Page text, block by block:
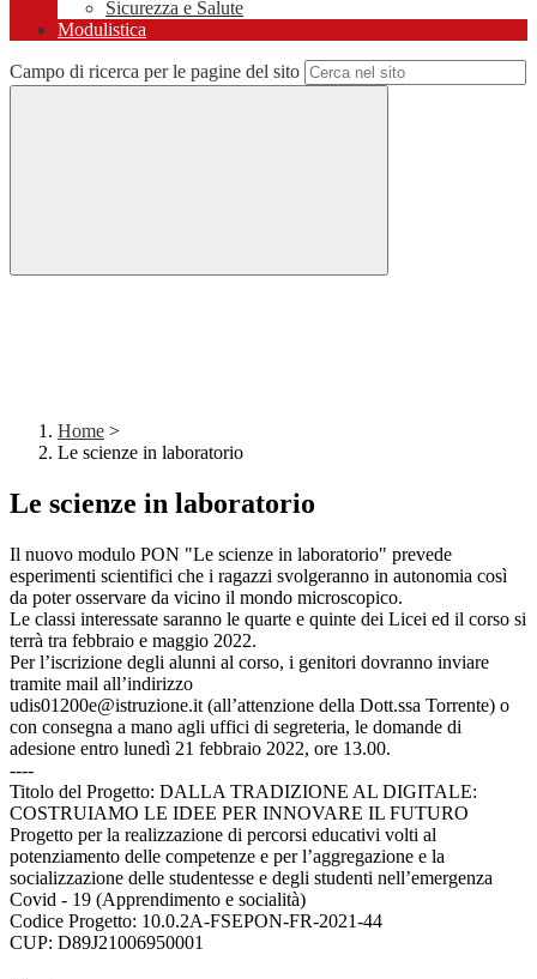
Sicurezza e Salute
Modulistica
Campo di ricerca per le pagine del sito
Home >
Le scienze in laboratorio
Le scienze in laboratorio
Il nuovo modulo PON "Le scienze in laboratorio" prevede
esperimenti scientifici che i ragazzi svolgeranno in autonomia così
da poter osservare da vicino il mondo microscopico.
Le classi interessate saranno le quarte e quinte dei Licei ed il corso si
terrà tra febbraio e maggio 2022.
Per l’iscrizione degli alunni al corso, i genitori dovranno inviare
tramite mail all’indirizzo
udis01200e@istruzione.it (all’attenzione della Dott.ssa Torrente) o
con consegna a mano agli uffici di segreteria, le domande di
adesione entro lunedì 21 febbraio 2022, ore 13.00.
----
Titolo del Progetto: DALLA TRADIZIONE AL DIGITALE:
COSTRUIAMO LE IDEE PER INNOVARE IL FUTURO
Progetto per la realizzazione di percorsi educativi volti al
potenziamento delle competenze e per l’aggregazione e la
socializzazione delle studentesse e degli studenti nell’emergenza
Covid - 19 (Apprendimento e socialità)
Codice Progetto: 10.0.2A-FSEPON-FR-2021-44
CUP: D89J21006950001